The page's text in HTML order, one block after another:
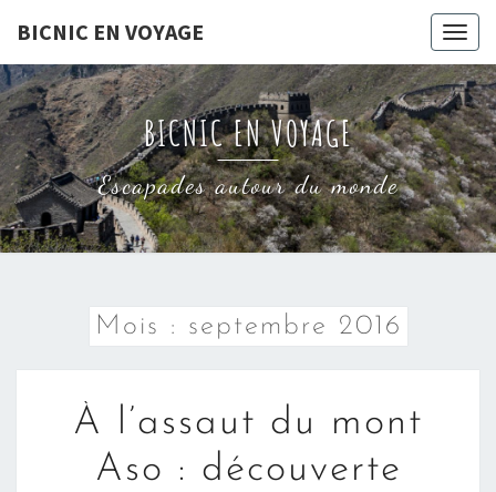
content
BICNIC EN VOYAGE
BICNIC EN VOYAGE
Escapades autour du monde
Mois : septembre 2016
L’ASSAUT
MONT
À l’assaut du mont
Aso : découverte